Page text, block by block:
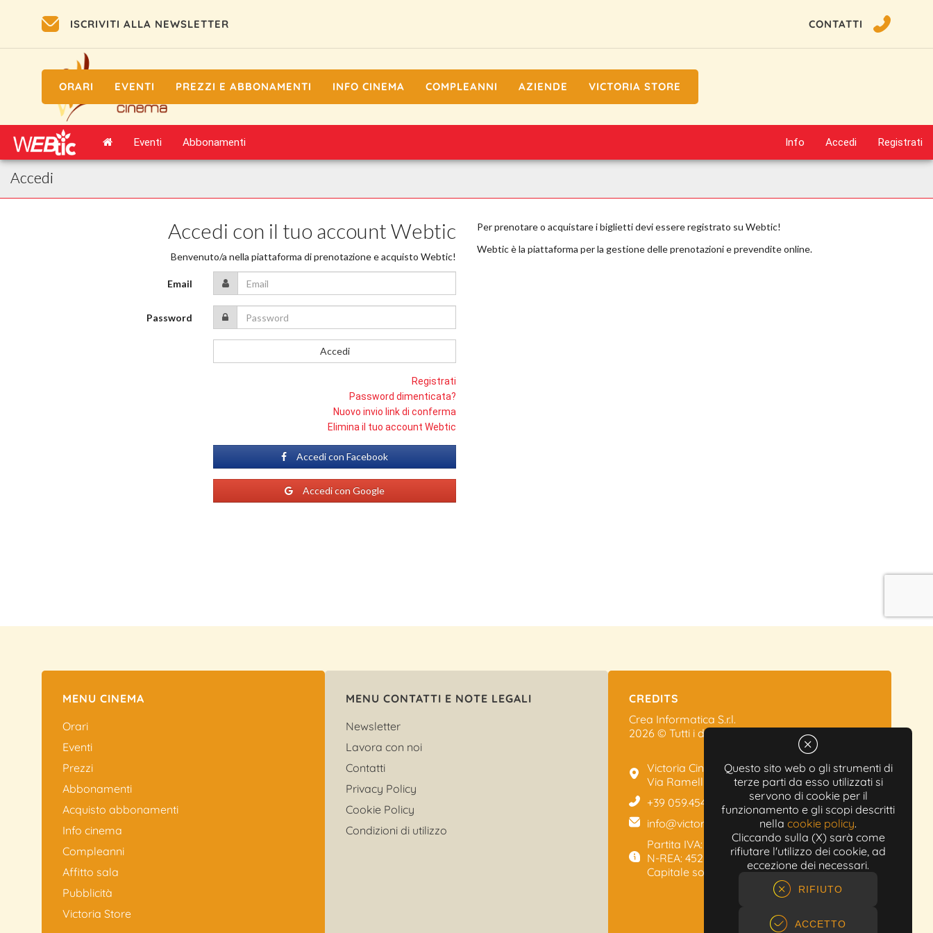
Questo sito web o gli strumenti di
terze parti da esso utilizzati si
servono di cookie per il
funzionamento e gli scopi descritti
nella cookie policy.
Cliccando sulla (X) sarà come
rifiutare l'utilizzo dei cookie, ad
eccezione dei necessari.
RIFIUTO
ACCETTO
ISCRIVITI ALLA NEWSLETTER CONTATTI
ORARI EVENTI PREZZI E ABBONAMENTI INFO CINEMA COMPLEANNI AZIENDE VICTORIA STORE
MENU CINEMA
Orari
Eventi
Prezzi
Abbonamenti
Acquisto abbonamenti
Info cinema
Compleanni
Affitto sala
Pubblicità
Victoria Store
MENU CONTATTI E NOTE LEGALI
Newsletter
Lavora con noi
Contatti
Privacy Policy
Cookie Policy
Condizioni di utilizzo
CREDITS
Crea Informatica S.r.l.
2026 © Tutti i diritti riservati.
Victoria Cinema
Via Ramelli, 101 - Modena
+39 059.454622
info@victoriacinema.it
Partita IVA: 02603471208
N-REA: 452611
Capitale sociale: 300.000,00€